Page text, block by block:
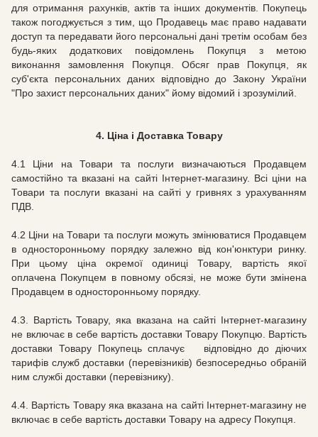
для отримання рахунків, актів та інших документів.
Покупець
також погоджується з тим, що Продавець має право надавати
доступ та передавати його персональні дані третім особам без
будь-яких додаткових повідомлень Покупця з метою
виконання замовлення Покупця.
Обсяг прав Покупця, як
суб'єкта персональних даних відповідно до Закону України
"Про захист персональних даних" йому відомий і зрозумілий.
4. Ціна і Доставка Товару
4.1 Ціни на Товари та послуги визначаються Продавцем
самостійно та вказані на сайті Інтернет-магазину. Всі ціни на
Товари та послуги вказані на сайті у гривнях з урахуванням
ПДВ.
4.2 Ціни на Товари та послуги можуть змінюватися Продавцем
в односторонньому порядку залежно від кон'юнктури ринку.
При цьому ціна окремої одиниці Товару, вартість якої
оплачена Покупцем в повному обсязі, не може бути змінена
Продавцем в односторонньому порядку.
4.3. Вартість Товару, яка вказана на сайті Інтернет-магазину
не включає в себе вартість доставки Товару Покупцю. Вартість
доставки Товару Покупець сплачує відповідно до діючих
тарифів служб доставки (перевізників) безпосередньо обраній
ним службі доставки (перевізнику).
4.4. Вартість Товару яка вказана на сайті Інтернет-магазину не
включає в себе вартість доставки Товару на адресу Покупця.